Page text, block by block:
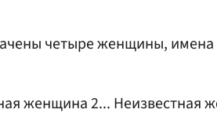
четыре женщины, имена
женщина 2... Неизвестная